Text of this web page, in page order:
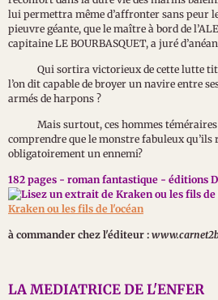
lui permettra même d’affronter sans peur
pieuvre géante, que le maître à bord de
capitaine LE BOURBASQUET, a juré
Qui sortira victorieux de cette lutte
l’on dit capable de broyer un navire entre
armés de harpons ?
Mais surtout, ces hommes téméraires
comprendre que le monstre fabuleux qu’ils
obligatoirement un ennemi?
182 pages - roman fantastique - éditions
Kraken ou les fils de l'océan
à commander chez l'éditeur :
LA MEDIATRICE DE L'ENFER